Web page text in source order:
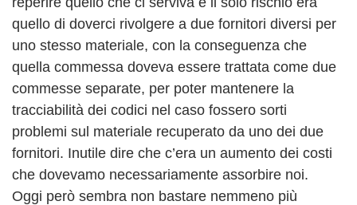
quello di doverci rivolgere a due fornitori diversi per
uno stesso materiale, con la conseguenza che
quella commessa doveva essere trattata come due
commesse separate, per poter mantenere la
tracciabilità dei codici nel caso fossero sorti
problemi sul materiale recuperato da uno dei due
fornitori. Inutile dire che c’era un aumento dei costi
che dovevamo necessariamente assorbire noi.
Oggi però sembra non bastare nemmeno più